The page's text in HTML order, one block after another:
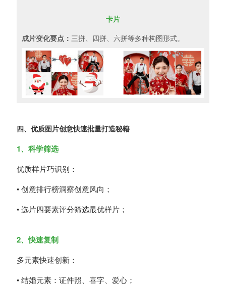
卡片
成片变化要点： 三拼、四拼、六拼等多种构图形式。
四、优质图片创意快速批量打造秘籍
1、科学筛选
优质样片巧识别：
• 创意排行榜洞察创意风向；
• 选片四要素评分筛选最优样片；
2、快速复制
多元素快速创新：
• 结婚元素：证件照、喜字、爱心；